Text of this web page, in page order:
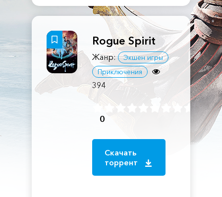
Rogue Spirit
Жанр:
Экшен игры
Приключения
394
0
Скачать
торрент